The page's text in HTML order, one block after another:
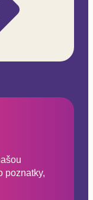
poznatky,